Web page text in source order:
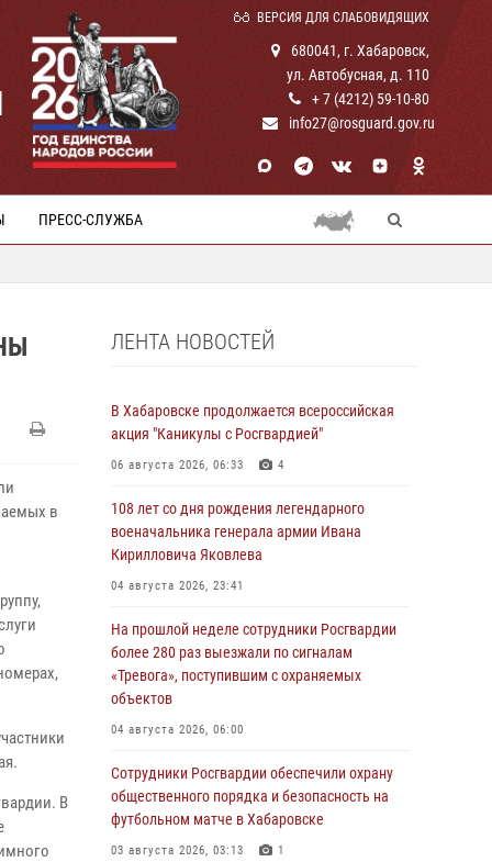
ВЕРСИЯ ДЛЯ СЛАБОВИДЯЩИХ
680041, г. Хабаровск,
ул. Автобусная, д. 110
+ 7 (4212) 59-10-80
info27@rosguard.gov.ru
ПРЕСС-СЛУЖБА
в
В
ЛЕНТА НОВОСТЕЙ
В Хабаровске продолжается всероссийская
акция "Каникулы с Росгвардией"
06 августа 2026, 06:33 4
108 лет со дня рождения легендарного
военачальника генерала армии Ивана
Кирилловича Яковлева
04 августа 2026, 23:41
На прошлой неделе сотрудники Росгвардии
более 280 раз выезжали по сигналам
«Тревога», поступившим с охраняемых
объектов
04 августа 2026, 06:00
Сотрудники Росгвардии обеспечили охрану
общественного порядка и безопасность на
футбольном матче в Хабаровске
03 августа 2026, 03:13 1